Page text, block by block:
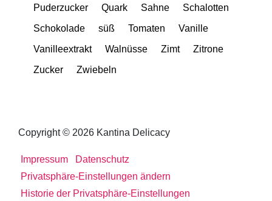
Puderzucker
Quark Sahne
Schalotten
Schokolade
süß Tomaten
Vanille
Vanilleextrakt
Walnüsse Zimt
Zitrone
Zucker
Zwiebeln
Copyright © 2026 Kantina Delicacy
Impressum
Datenschutz
Privatsphäre-Einstellungen ändern
Historie der Privatsphäre-Einstellungen